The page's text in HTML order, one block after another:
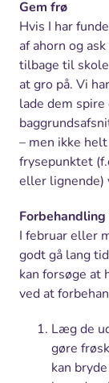
Gem frø
Hvis I har
af ahorn og
tilbage til
at gro på. Vi
lade dem
– men ikke
frysepunktet
eller lignende)
I februar eller
godt gå lang
kan forsøge
ved at
Læg de
gøre
kan